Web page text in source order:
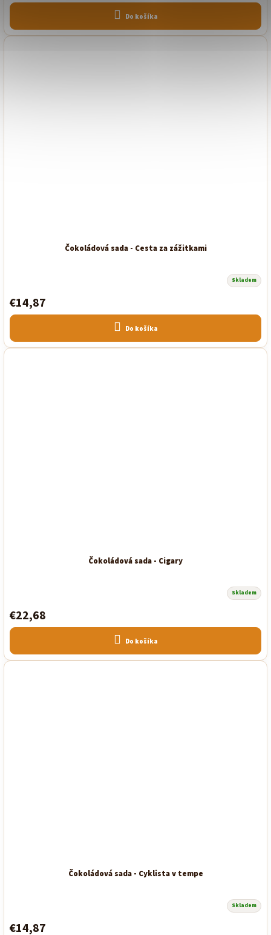
Do košíka
Čokoládová sada - Cesta za zážitkami
produktu
je
5,0
5
hviezdičiek.
Skladem
€14,87
Do košíka
Čokoládová sada - Cigary
Skladem
€22,68
Do košíka
Čokoládová sada - Cyklista v tempe
produktu
Skladem
€14,87